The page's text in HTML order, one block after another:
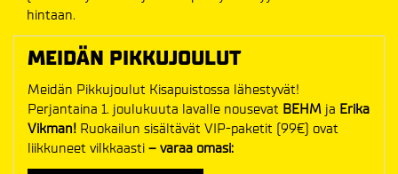
hintaan.
MEIDÄN PIKKUJOULUT
Meidän Pikkujoulut Kisapuistossa lähestyvät!
Perjantaina 1. joulukuuta lavalle nousevat BEHM ja Erika
Vikman! Ruokailun sisältävät VIP-paketit (99€) ovat
liikkuneet vilkkaasti – varaa omasi: